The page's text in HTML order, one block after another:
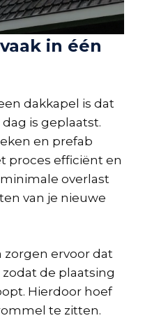
in één
dakkapel is dat
is geplaatst.
en prefab
proces efficiënt en
overlast
van je nieuwe
zorgen ervoor dat
de plaatsing
Hierdoor hoef
te zitten.